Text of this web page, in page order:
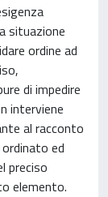
situazione
ordine ad
di impedire
interviene
al racconto
ed
preciso
elemento.